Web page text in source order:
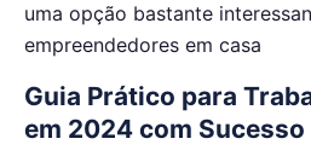
uma opção bastante
empreendedores em casa
Guia Prático para
em 2024 com Sucesso